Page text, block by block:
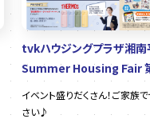
tvkハウジングプラザ湘
Summer Housing Fair
イベント盛りだくさん！ご家族
さい♪